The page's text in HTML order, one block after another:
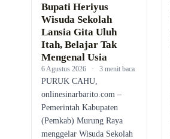
Bupati Heriyus
Wisuda Sekolah
Lansia Gita Uluh
Itah, Belajar Tak
Mengenal Usia
6 Agustus 2026 · 3 menit baca
PURUK CAHU,
onlinesinarbarito.com –
Pemerintah Kabupaten
(Pemkab) Murung Raya
menggelar Wisuda Sekolah